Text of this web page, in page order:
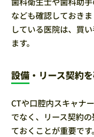
なども確認しておき
している医院は、買
ます。
設備・リース契約
CTや口腔内スキャナ
でなく、リース契約
ておくことが重要です。